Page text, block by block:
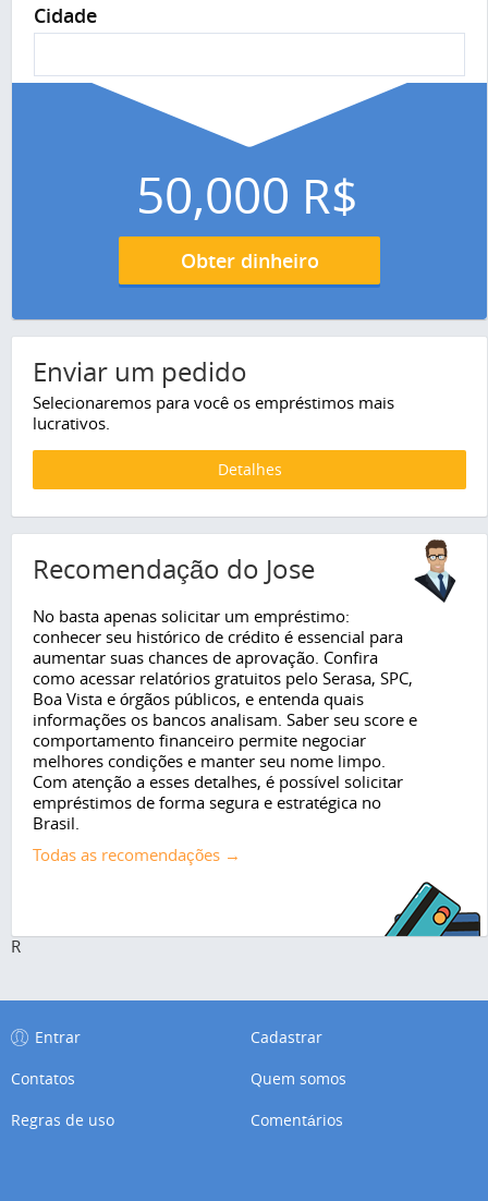
Cidade
50,000 R$
Obter dinheiro
Enviar um pedido
Selecionaremos para você os empréstimos mais
lucrativos.
Detalhes
Recomendação do Jose
No basta apenas solicitar um empréstimo:
conhecer seu histórico de crédito é essencial para
aumentar suas chances de aprovação. Confira
como acessar relatórios gratuitos pelo Serasa, SPC,
Boa Vista e órgãos públicos, e entenda quais
informações os bancos analisam. Saber seu score e
comportamento financeiro permite negociar
melhores condições e manter seu nome limpo.
Com atenção a esses detalhes, é possível solicitar
empréstimos de forma segura e estratégica no
Brasil.
Todas as recomendações →
R
Entrar
Cadastrar
Contatos
Quem somos
Regras de uso
Comentários